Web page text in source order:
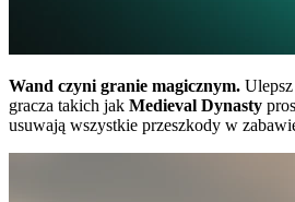
Wand czyni granie magicznym.
gracza takich jak Medieval Dynasty
usuwają wszystkie przeszkody w